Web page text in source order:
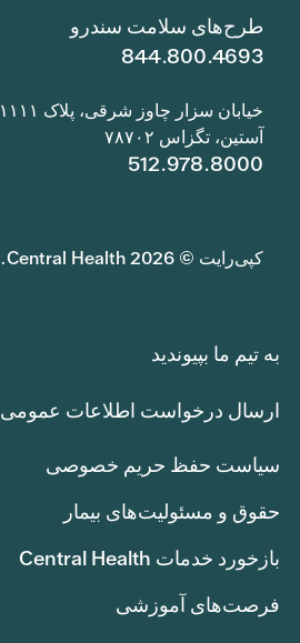
طرح‌های سلامت سندرو
844.800.4693
خیابان سزار چاوز شرقی، پلاک ۱۱۱۱
آستین، تگزاس ۷۸۷۰۲
512.978.8000
کپی‌رایت © 2026 Central Health. تمامی حقوق محفوظ است.
به تیم ما بپیوندید
ارسال درخواست اطلاعات عمومی
سیاست حفظ حریم خصوصی
حقوق و مسئولیت‌های بیمار
بازخورد خدمات Central Health
فرصت‌های آموزشی